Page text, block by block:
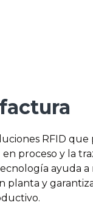
RFID
proceso y la
ayuda
planta y